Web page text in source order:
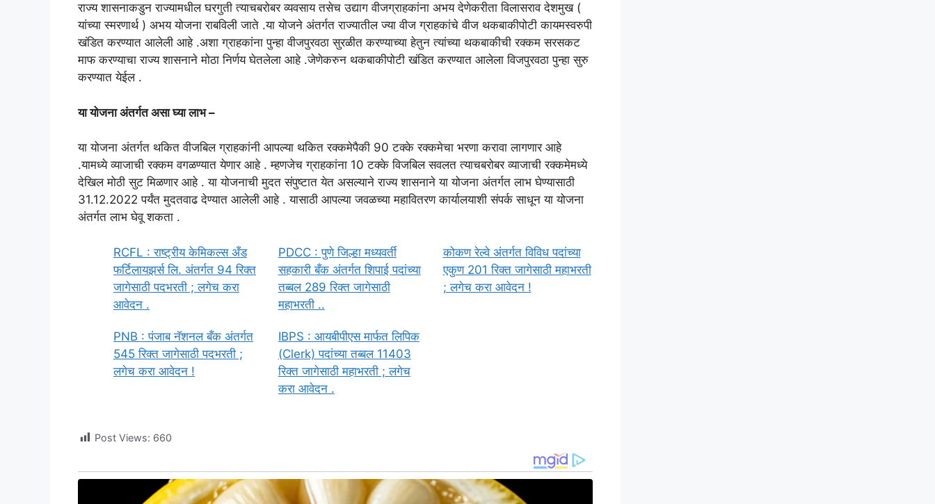
राज्य शासनाकडुन राज्यामधील घरगुती त्याचबरोबर व्यवसाय तसेच उद्याग वीजग्राहकांना अभय देणेकरीता विलासराव देशमुख (
यांच्या स्मरणार्थ ) अभय योजना राबविली जाते .या योजने अंतर्गत राज्यातील ज्या वीज ग्राहकांचे वीज थकबाकीपोटी कायमस्वरुपी
खंडित करण्यात आलेली आहे .अशा ग्राहकांना पुन्हा वीजपुरवठा सुरळीत करण्याच्या हेतुन त्यांच्या थकबाकीची रक्कम सरसकट
माफ करण्याचा राज्य शासनाने मोठा निर्णय घेतलेला आहे .जेणेकरुन थकबाकीपोटी खंडित करण्यात आलेला विजपुरवठा पुन्हा सुरु
करण्यात येईल .
या योजना अंतर्गत असा घ्या लाभ –
या योजना अंतर्गत थकित वीजबिल ग्राहकांनी आपल्या थकित रक्कमेपैकी 90 टक्के रक्कमेचा भरणा करावा लागणार आहे
.यामध्ये व्याजाची रक्कम वगळण्यात येणार आहे . म्हणजेच ग्राहकांना 10 टक्के विजबिल सवलत त्याचबरोबर व्याजाची रक्कमेमध्ये
देखिल मोठी सुट मिळणार आहे . या योजनाची मुदत संपुष्टात येत असल्याने राज्य शासनाने या योजना अंतर्गत लाभ घेण्यासाठी
31.12.2022 पर्यंत मुदतवाढ देण्यात आलेली आहे . यासाठी आपल्या जवळच्या महावितरण कार्यालयाशी संपर्क साधून या योजना
अंतर्गत लाभ घेवू शकता .
RCFL : राष्ट्रीय केमिकल्स अँड
फर्टिलायझर्स लि. अंतर्गत 94 रिक्त
जागेसाठी पदभरती ; लगेच करा
आवेदन .
PDCC : पुणे जिल्हा मध्यवर्ती
सहकारी बँक अंतर्गत शिपाई पदांच्या
तब्बल 289 रिक्त जागेसाठी
महाभरती ..
कोकण रेल्वे अंतर्गत विविध पदांच्या
एकुण 201 रिक्त जागेसाठी महाभरती
; लगेच करा आवेदन !
PNB : पंजाब नॅशनल बँक अंतर्गत
545 रिक्त जागेसाठी पदभरती ;
लगेच करा आवेदन !
IBPS : आयबीपीएस मार्फत लिपिक
(Clerk) पदांच्या तब्बल 11403
रिक्त जागेसाठी महाभरती ; लगेच
करा आवेदन .
Post Views: 660